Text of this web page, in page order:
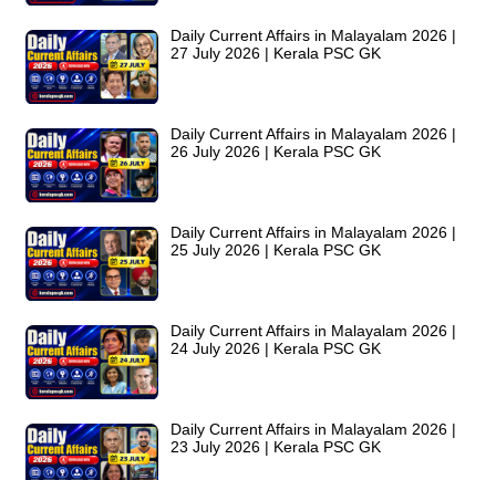
Daily Current Affairs in Malayalam 2026 |
27 July 2026 | Kerala PSC GK
Daily Current Affairs in Malayalam 2026 |
26 July 2026 | Kerala PSC GK
Daily Current Affairs in Malayalam 2026 |
25 July 2026 | Kerala PSC GK
Daily Current Affairs in Malayalam 2026 |
24 July 2026 | Kerala PSC GK
Daily Current Affairs in Malayalam 2026 |
23 July 2026 | Kerala PSC GK